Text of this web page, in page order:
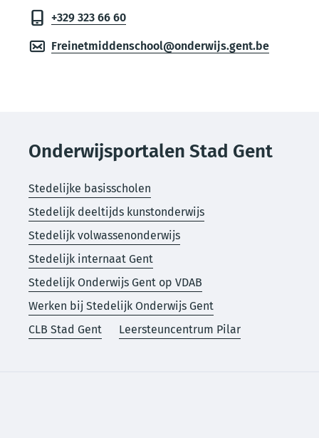
+329 323 66 60
Freinetmiddenschool@onderwijs.gent.be
Onderwijsportalen Stad Gent
Stedelijke basisscholen
Stedelijk deeltijds kunstonderwijs
Stedelijk volwassenonderwijs
Stedelijk internaat Gent
Stedelijk Onderwijs Gent op VDAB
Werken bij Stedelijk Onderwijs Gent
CLB Stad Gent
Leersteuncentrum Pilar